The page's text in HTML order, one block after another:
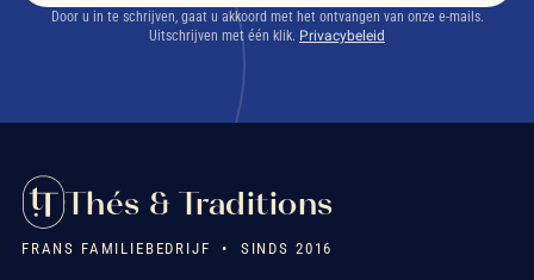
Door u in te schrijven, gaat u akkoord met het ontvangen van onze e-mails.
Uitschrijven met één klik. Privacybeleid
Thés & Traditions
FRANS FAMILIEBEDRIJF • SINDS 2016